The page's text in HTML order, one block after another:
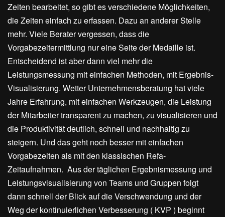
Zeiten bearbeitet, so gibt es verschiedene Möglichkeiten,
die Zeiten einfach zu erfassen. Dazu an anderer Stelle
mehr. Viele Berater vergessen, dass die
Vorgabezeitermittlung nur eine Seite der Medaille ist.
Entscheidend ist aber dann viel mehr die
Leistungsmessung mit einfachen Methoden, mit Ergebnis-
Visualisierung. Wetter Unternehmensberatung hat viele
Jahre Erfahrung, mit einfachen Werkzeugen, die Leistung
der Mitarbeiter transparent zu machen, zu visualisieren und
die Produktivität deutlich, schnell und nachhaltig zu
steigern. Und das geht noch besser mit einfachen
Vorgabezeiten als mit den klassischen Refa-
Zeitaufnahmen. Aus der täglichen Ergebnismessung und
Leistungsvisualisierung von Teams und Gruppen folgt
dann schnell der Blick auf die Verschwendung und der
Weg der kontinuierlichen Verbesserung ( KVP ) beginnt